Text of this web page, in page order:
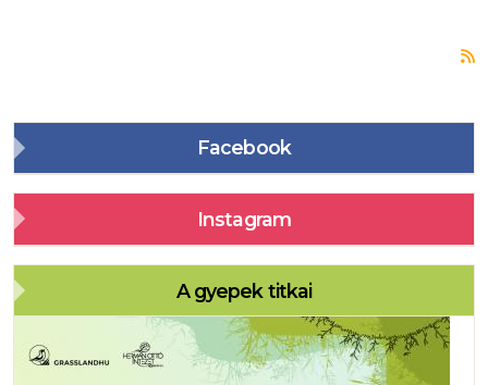
Facebook
Instagram
A gyepek titkai